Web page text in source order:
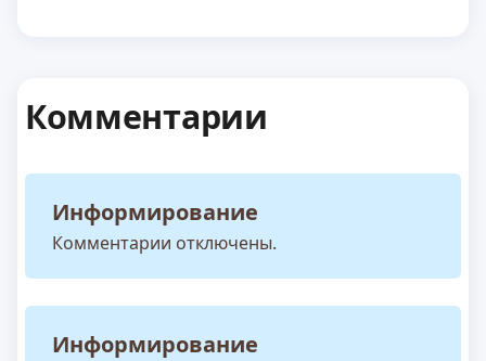
Комментарии
Информирование
Комментарии отключены.
Информирование